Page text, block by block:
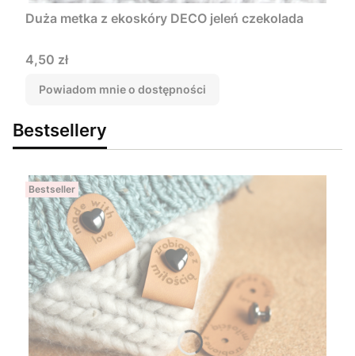
Duża metka z ekoskóry DECO jeleń czekolada
Cena
4,50 zł
Powiadom mnie o dostępności
Bestsellery
Bestseller